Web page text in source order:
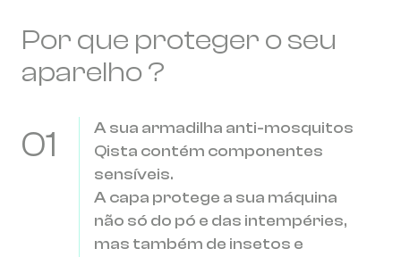
Por que proteger o seu
aparelho ?
01
A sua armadilha anti-mosquitos
Qista contém componentes
sensíveis.
A capa protege a sua máquina
não só do pó e das intempéries,
mas também de insetos e